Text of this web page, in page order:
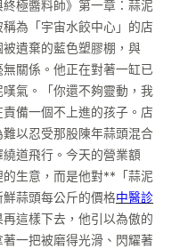
極醬料師》第一章：蒜泥
為「宇宙水餃中心」的店
遺棄的藍色塑膠棚，與
無關係。他正在對著一缸已
氣。「你還不夠靈動，我
備一個不上進的孩子。店
以忍受那股陳年蒜頭混合
道飛行。今天的營業額
生意，而是他對**「蒜泥
蒜頭每公斤的價格中醫診
這樣下去，他引以為傲的
著一把被磨得光滑、閃耀著